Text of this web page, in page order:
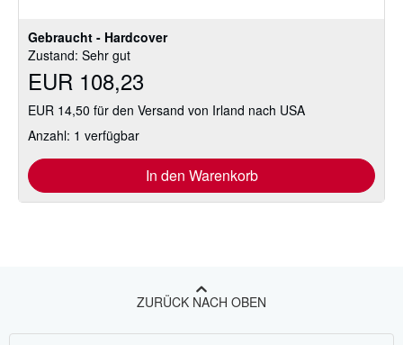
Gebraucht - Hardcover
Zustand: Sehr gut
EUR 108,23
EUR 14,50 für den Versand von Irland nach USA
Anzahl: 1 verfügbar
In den Warenkorb
ZURÜCK NACH OBEN